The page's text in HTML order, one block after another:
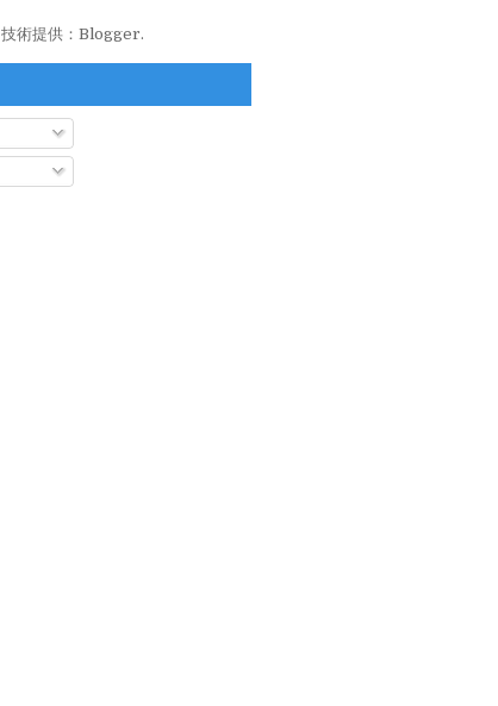
技術提供： Blogger.